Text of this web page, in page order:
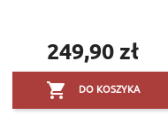
Cena
249,90 zł
 DO KOSZYKA